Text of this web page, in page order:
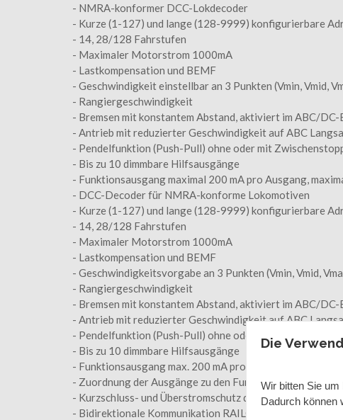
- NMRA-konformer DCC-Lokdecoder
- Kurze (1-127) und lange (128-9999) konfigurierbare
- 14, 28/128 Fahrstufen
- Maximaler Motorstrom 1000mA
- Lastkompensation und BEMF
- Geschwindigkeit einstellbar an 3 Punkten (Vmin, Vmid,
- Rangiergeschwindigkeit
- Bremsen mit konstantem Abstand, aktiviert im ABC/
- Antrieb mit reduzierter Geschwindigkeit auf ABC
- Pendelfunktion (Push-Pull) ohne oder mit
- Bis zu 10 dimmbare Hilfsausgänge
- Funktionsausgang maximal 200 mA pro Ausgang,
- DCC-Decoder für NMRA-konforme Lokomotiven
- Kurze (1-127) und lange (128-9999) konfigurierbare
- 14, 28/128 Fahrstufen
- Maximaler Motorstrom 1000mA
- Lastkompensation und BEMF
- Geschwindigkeitsvorgabe an 3 Punkten (Vmin, Vmid,
- Rangiergeschwindigkeit
- Bremsen mit konstantem Abstand, aktiviert im ABC/
- Antrieb mit reduzierter Geschwindigkeit auf ABC
- Pendelfunktion (Push-Pull) ohne oder mit Zwischenstopp
- Bis zu 10 dimmbare Hilfsausgänge
- Funktionsausgang max. 200 mA pro Ausgang, max. über
- Zuordnung der Ausgänge zu den Funktionen F0, F1-F12
- Kurzschluss- und Überstromschutz der Motor- und
- Bidirektionale Kommunikation RAILCOM
Die
Wir bitten Sie
Dadurch können